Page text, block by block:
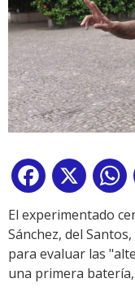
Facebook
X
El experimentado
Sánchez, del
para evaluar las
una primera